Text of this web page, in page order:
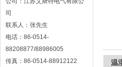
司
联系人：张先生
电话：86-0514-
88208877/88986005
传真：86-0514-88912122
温